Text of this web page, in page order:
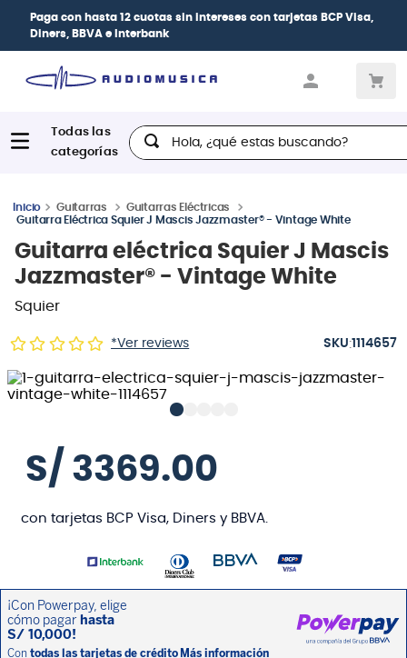
Paga con hasta 12 cuotas sin intereses con tarjetas BCP Visa,
Diners, BBVA e Interbank
Hola, ¿qué estas buscando?
Guitarras
Guitarras Eléctricas
Guitarra Eléctrica Squier J Mascis Jazzmaster® - Vintage White
Guitarra eléctrica Squier J Mascis
Jazzmaster® - Vintage White
Squier
*Ver reviews :1114657
S/ 3369.00
con tarjetas BCP Visa, Diners y BBVA.